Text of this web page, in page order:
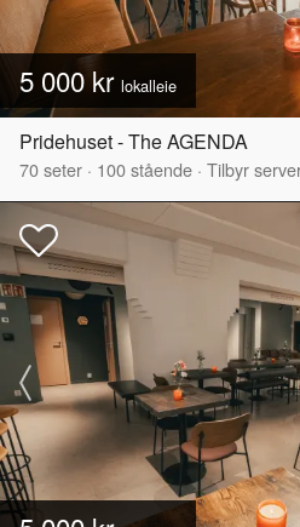
5 000 kr lokalleie
Pridehuset - The AGENDA
70seter · 100stående · Tilbyr